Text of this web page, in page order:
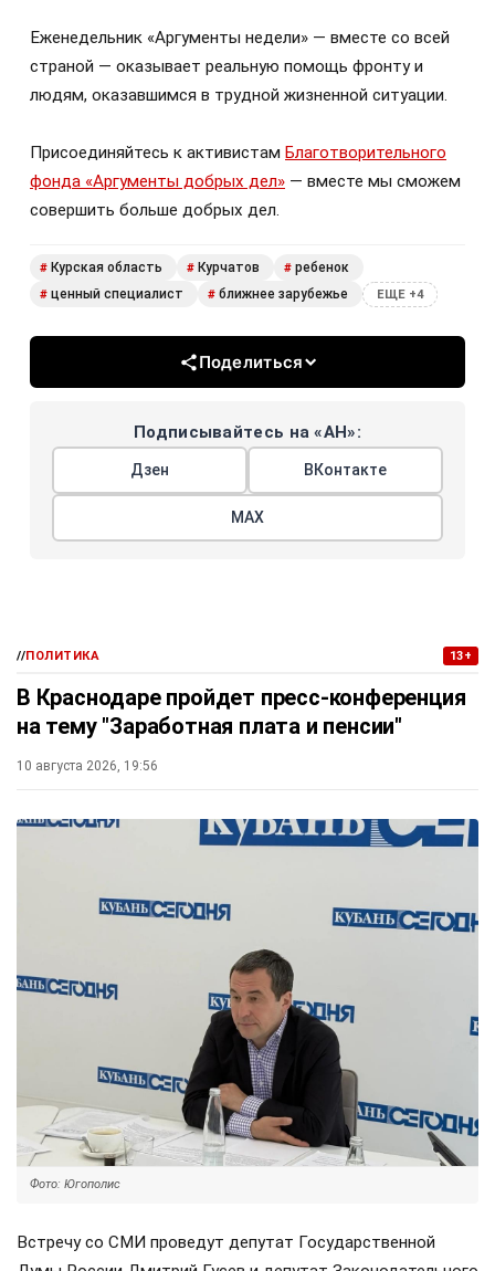
Еженедельник «Аргументы недели» — вместе со всей
страной — оказывает реальную помощь фронту и
людям, оказавшимся в трудной жизненной ситуации.
Присоединяйтесь к активистам Благотворительного
фонда «Аргументы добрых дел» — вместе мы сможем
совершить больше добрых дел.
# Курская область # Курчатов # ребенок
# ценный специалист # ближнее зарубежье ЕЩЕ +4
Поделиться
Подписывайтесь на «АН»:
Дзен ВКонтакте
МАХ
//ПОЛИТИКА 13+
В Краснодаре пройдет пресс-конференция
на тему "Заработная плата и пенсии"
10 августа 2026, 19:56
Фото: Югополис
Встречу со СМИ проведут депутат Государственной